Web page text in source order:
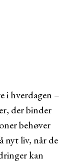
i hverdagen –
der binder
behøver
nyt liv, når de
kan